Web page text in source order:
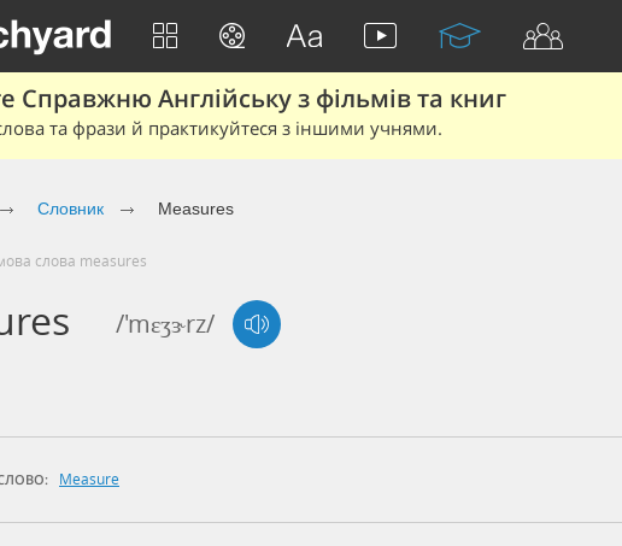
Справжню Англійську з фільмів та книг
та фрази й практикуйтеся з іншими учнями.
Cловник Measures
слова measures
/'mɛʒɝrz/
Measure